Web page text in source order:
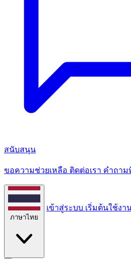
สนับสนุน
ขอความช่วยเหลือ ติดต่อเรา คําถา
ภาษาไทย
เข้าสู่ระบบ เริ่มต้นใช้งา